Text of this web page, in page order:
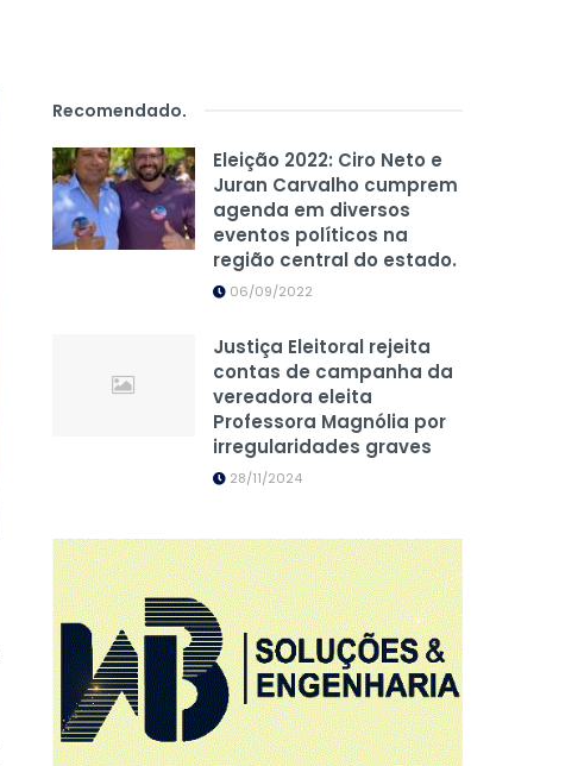
Recomendado.
Eleição 2022: Ciro Neto e
Juran Carvalho cumprem
agenda em diversos
eventos políticos na
região central do estado.
06/09/2022
Justiça Eleitoral rejeita
contas de campanha da
vereadora eleita
Professora Magnólia por
irregularidades graves
28/11/2024